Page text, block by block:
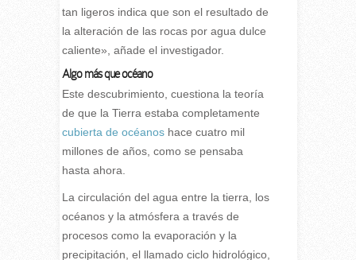
tan ligeros indica que son el resultado de
la alteración de las rocas por agua dulce
caliente», añade el investigador.
Algo más que océano
Este descubrimiento, cuestiona la teoría
de que la Tierra estaba completamente
cubierta de océanoshace cuatro mil
millones de años, como se pensaba
hasta ahora.
La circulación del agua entre la tierra, los
océanos y la atmósfera a través de
procesos como la evaporación y la
precipitación, el llamado ciclo hidrológico,